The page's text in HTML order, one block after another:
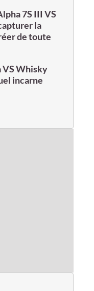
7S III VS
la
de toute
VS Whisky
incarne